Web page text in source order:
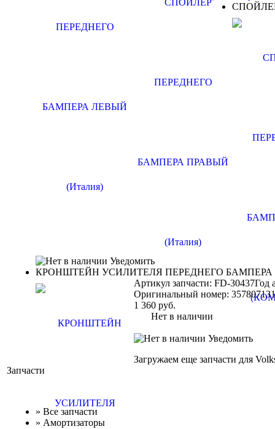
Уведомить
КРОНШТЕЙН УСИЛИТЕЛЯ ПЕРЕДНЕГО
Артикул запчасти: FD-30437Год
Оригинальный номер:
1 360 руб.
Нет в наличии
Уведомить
Загружаем еще запчасти для
Запчасти
» Все запчасти
» Амортизаторы